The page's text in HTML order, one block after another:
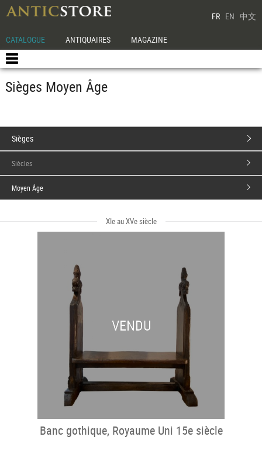
FR EN 中文
CATALOGUE ANTIQUAIRES MAGAZINE
Sièges Moyen Âge
Sièges
Siècles
Moyen Âge
XIe au XVe siècle
VENDU
Banc gothique, Royaume Uni 15e siècle